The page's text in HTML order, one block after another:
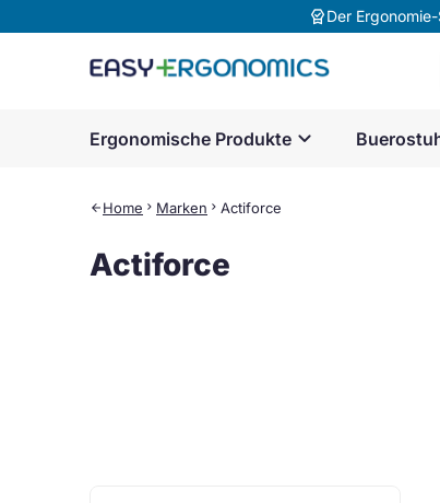
editor_choiceDer
Ergonomische Produkte expand_more
arrow_back Home chevron_right Marken chevron_right Actiforce
Actiforce